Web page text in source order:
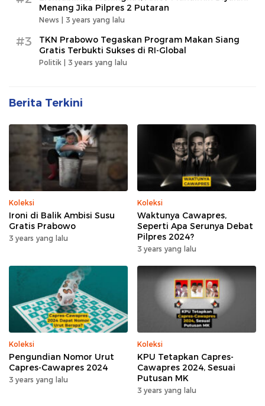
Menang Jika Pilpres 2 Putaran
News | 3 years yang lalu
#3
TKN Prabowo Tegaskan Program Makan Siang
Gratis Terbukti Sukses di RI-Global
Politik | 3 years yang lalu
Berita Terkini
Koleksi
Ironi di Balik Ambisi Susu
Gratis Prabowo
3 years yang lalu
Koleksi
Waktunya Cawapres,
Seperti Apa Serunya Debat
Pilpres 2024?
3 years yang lalu
Koleksi
Pengundian Nomor Urut
Capres-Cawapres 2024
3 years yang lalu
Koleksi
KPU Tetapkan Capres-
Cawapres 2024, Sesuai
Putusan MK
3 years yang lalu